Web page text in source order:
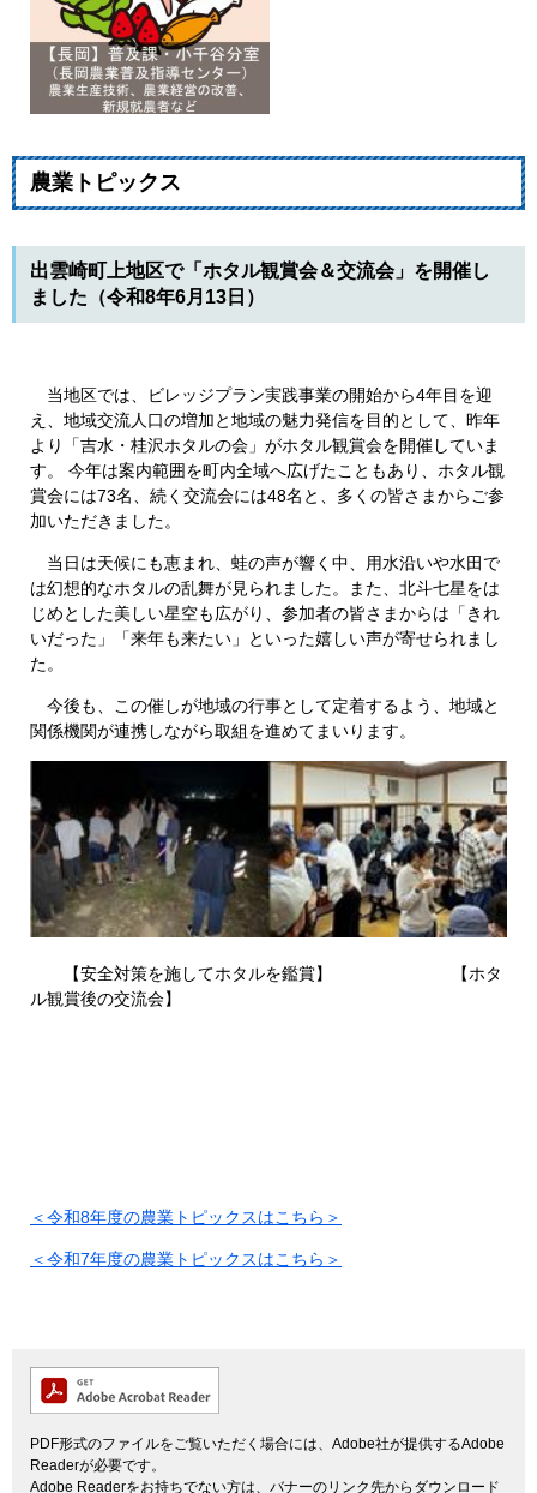
農業トピックス
出雲崎町上地区で「ホタル観賞会＆交流会」を開催し
ました（令和8年6月13日）
当地区では、ビレッジプラン実践事業の開始から4年目を迎
え、地域交流人口の増加と地域の魅力発信を目的として、昨年
より「吉水・桂沢ホタルの会」がホタル観賞会を開催していま
す。 今年は案内範囲を町内全域へ広げたこともあり、ホタル観
賞会には73名、続く交流会には48名と、多くの皆さまからご参
加いただきました。
当日は天候にも恵まれ、蛙の声が響く中、用水沿いや水田で
は幻想的なホタルの乱舞が見られました。また、北斗七星をは
じめとした美しい星空も広がり、参加者の皆さまからは「きれ
いだった」「来年も来たい」といった嬉しい声が寄せられまし
た。
今後も、この催しが地域の行事として定着するよう、地域と
関係機関が連携しながら取組を進めてまいります。
【安全対策を施してホタルを鑑賞】 【ホタ
ル観賞後の交流会】
＜令和8年度の農業トピックスはこちら＞
＜令和7年度の農業トピックスはこちら＞
PDF形式のファイルをご覧いただく場合には、Adobe社が提供するAdobe
Readerが必要です。
Adobe Readerをお持ちでない方は、バナーのリンク先からダウンロード